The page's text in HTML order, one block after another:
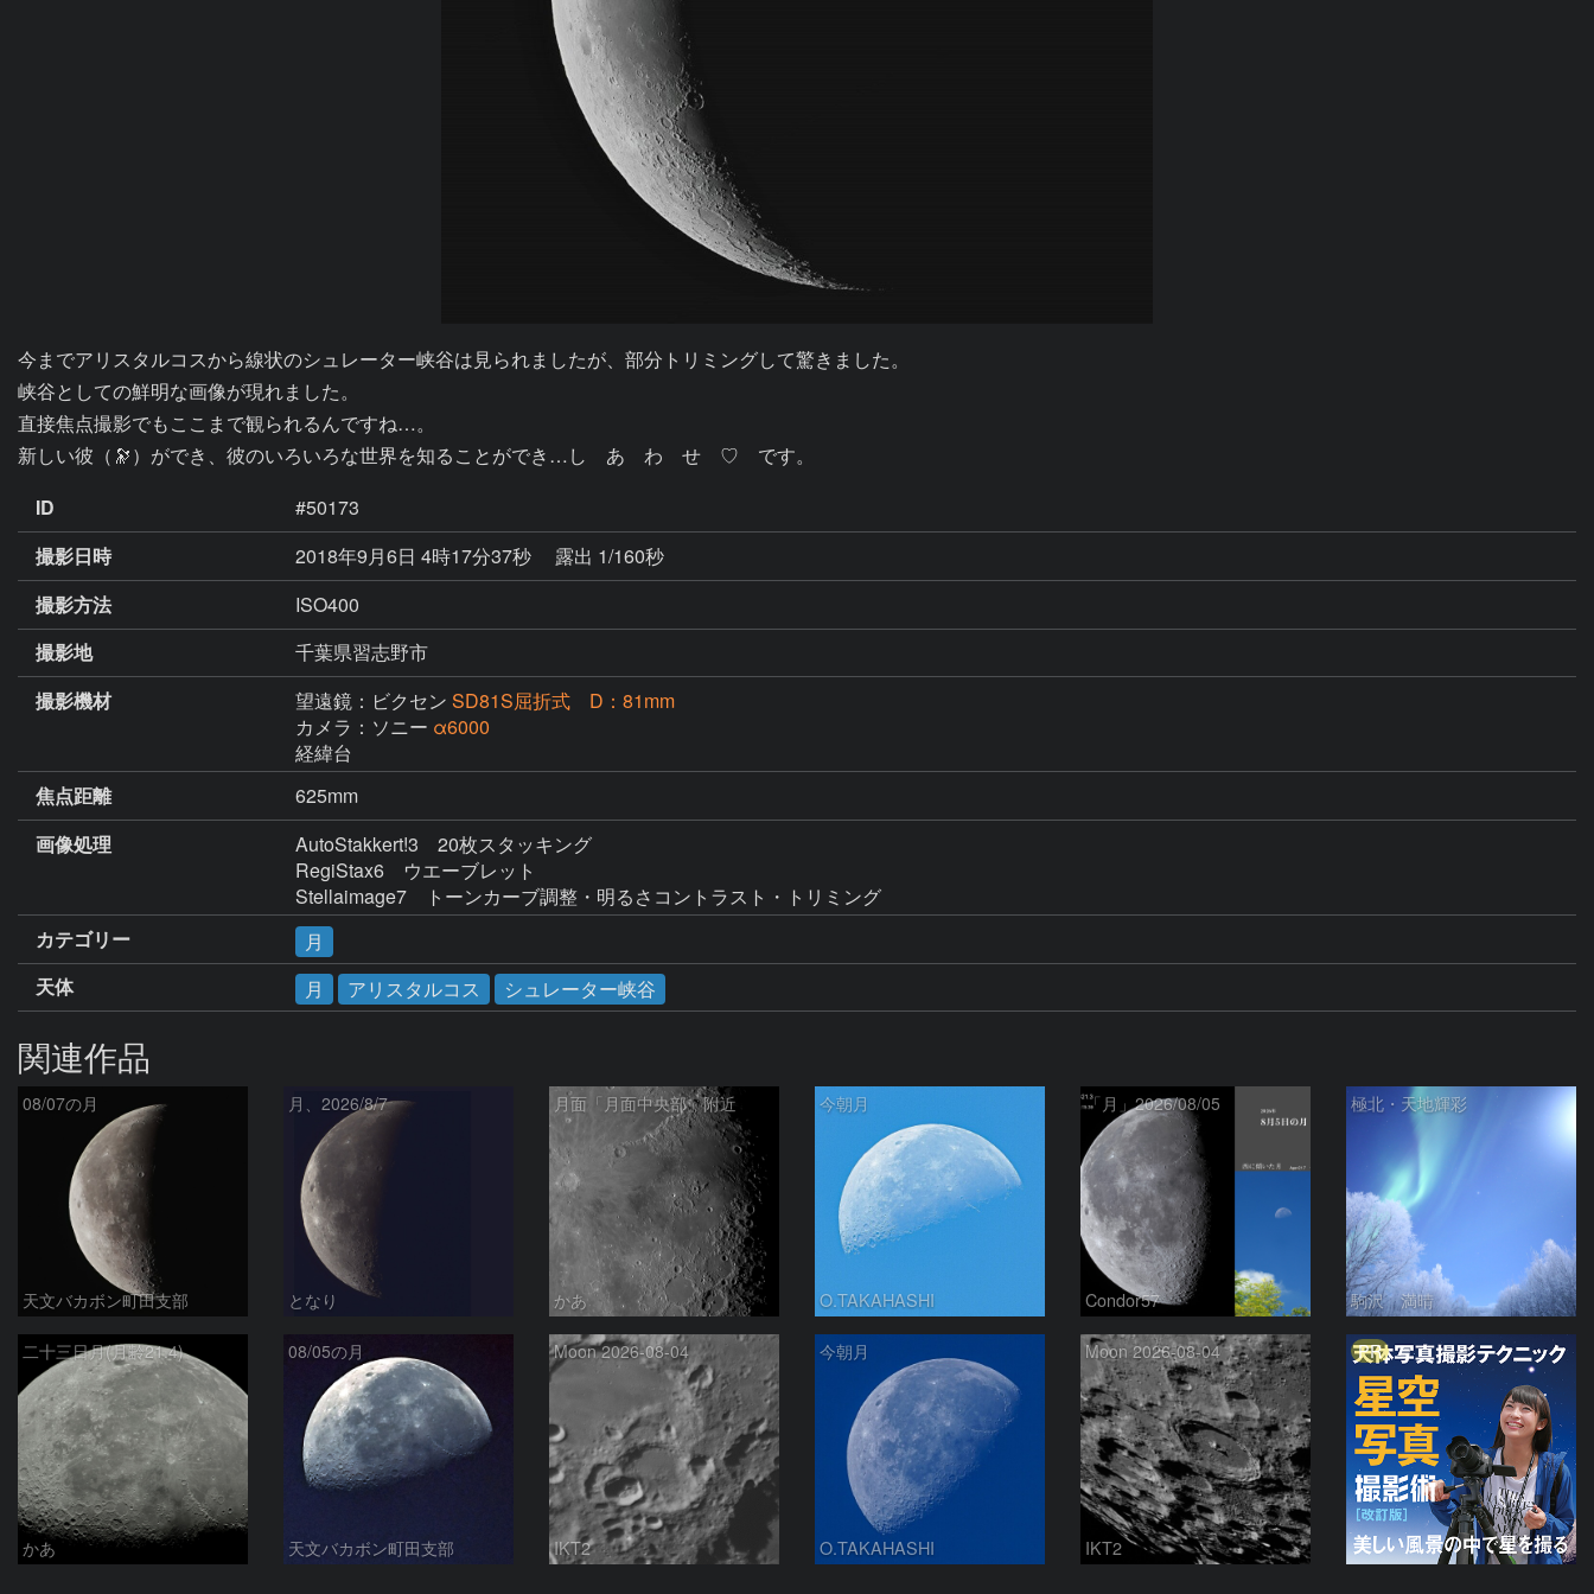
今までアリスタルコスから線状のシュレーター峡谷は見られましたが、部分トリミングして驚きました。
峡谷としての鮮明な画像が現れました。
直接焦点撮影でもここまで観られるんですね…。
新しい彼（🔭）ができ、彼のいろいろな世界を知ることができ…し　あ　わ　せ　♡　です。
ID
#50173
撮影日時
2018年9月6日 4時17分37秒
露出 1/160秒
撮影方法
ISO400
撮影地
千葉県習志野市
撮影機材
望遠鏡：ビクセン SD81S屈折式 D：81mm
カメラ：ソニー α6000
経緯台
焦点距離
625mm
画像処理
AutoStakkert!3　20枚スタッキング
RegiStax6　ウエーブレット
Stellaimage7　トーンカーブ調整・明るさコントラスト・トリミング
カテゴリー
月
天体
月 アリスタルコス シュレーター峡谷
関連作品
08/07の月
天文バカボン町田支部
月、2026/8/7
となり
月面「月面中央部」附近
かあ
今朝月
O.TAKAHASHI
「月」2026/08/05
Condor57
極北・天地輝彩
駒沢 満晴
二十三日月(月齢21.4)
かあ
08/05の月
天文バカボン町田支部
Moon 2026-08-04
IKT2
今朝月
O.TAKAHASHI
Moon 2026-08-04
IKT2
PR